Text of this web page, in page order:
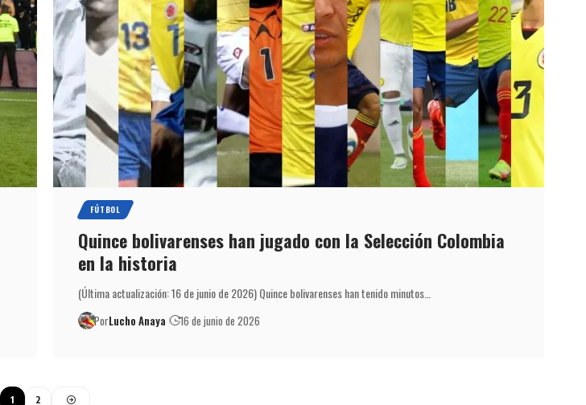
FÚTBOL
Quince bolivarenses han jugado con la Selección Colombia
en la historia
(Última actualización: 16 de junio de 2026) Quince bolivarenses han tenido minutos…
PorLucho Anaya 16 de junio de 2026
1 2